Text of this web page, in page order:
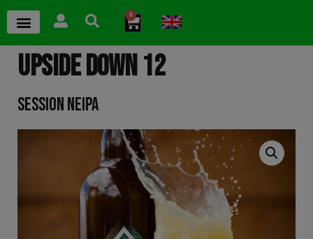
0
UPSIDE DOWN 12
SESSION NEIPA